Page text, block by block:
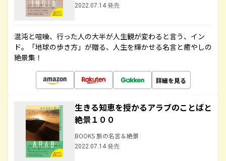
2022.07.14 発売
混沌と喧噪、行った人の大半が人生観が変わると言う、イン
ド。「地球の歩き方」が贈る、人生を輝かせる名言と癒やしの
絶景集！
詳細を見る
生きる知恵を授かるアラブのことばと
絶景１００
BOOKS 旅の名言＆絶景
2022.07.14 発売